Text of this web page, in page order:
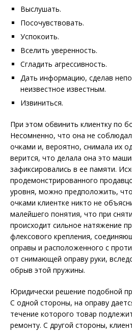
Выслушать.
Посочувствовать.
Успокоить.
Вселить уверенность.
Сгладить агрессивность.
Дать информацию, сделав
неизвестное известным.
Извиниться.
При этом обвинить клиентку по
Несомненно, что она не
очками и, вероятно, снимала их
верится, что делала она это
зафиксировались в ее памяти.
продемонстрированного
уровня, можно предположить,
очками клиентке никто не
малейшего понятия, что при
происходит сильное натяжение
флексового крепления,
оправы и расположенного с
от снимающей оправу руки,
обрыв этой пружины.
Юридически решение подобной
С одной стороны, на оправу
течение которого товар
ремонту. С другой стороны,